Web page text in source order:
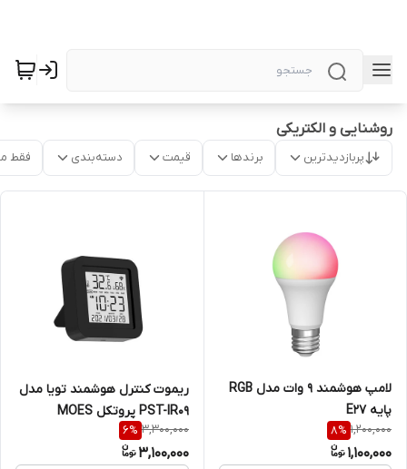
روشنایی و الکتریکی
پربازدیدترین برندها قیمت دسته‌بندی فقط
لامپ هوشمند 9 وات مدل RGB
پایه E27
1,200,000
8%
1,100,000
ریموت کنترل هوشمند تویا مدل
PST-IR09 پروتکل MOES
3,300,000
6%
3,100,000